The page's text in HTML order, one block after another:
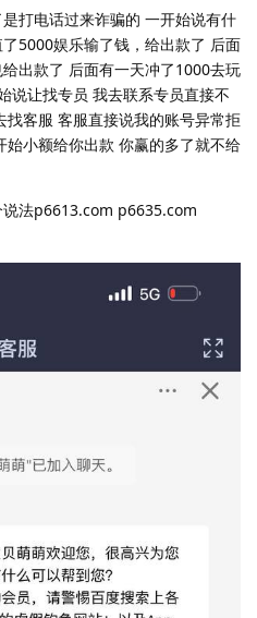
打电话过来诈骗的 一开始说有什
5000娱乐输了钱，给出款了 后面
出款了 后面有一天冲了1000去玩
说让找专员 我去联系专员直接不
客服 客服直接说我的账号异常拒
小额给你出款 你赢的多了就不给
法p6613.com p6635.com